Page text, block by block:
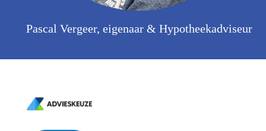
Pascal Vergeer, eigenaar & Hypotheekadviseur